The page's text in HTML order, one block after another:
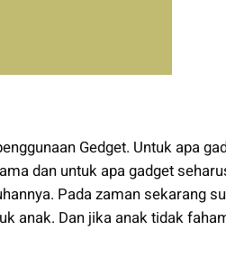
Gedget. Untuk apa
dan untuk apa gadget
Pada zaman sekarang
anak. Dan jika anak tidak